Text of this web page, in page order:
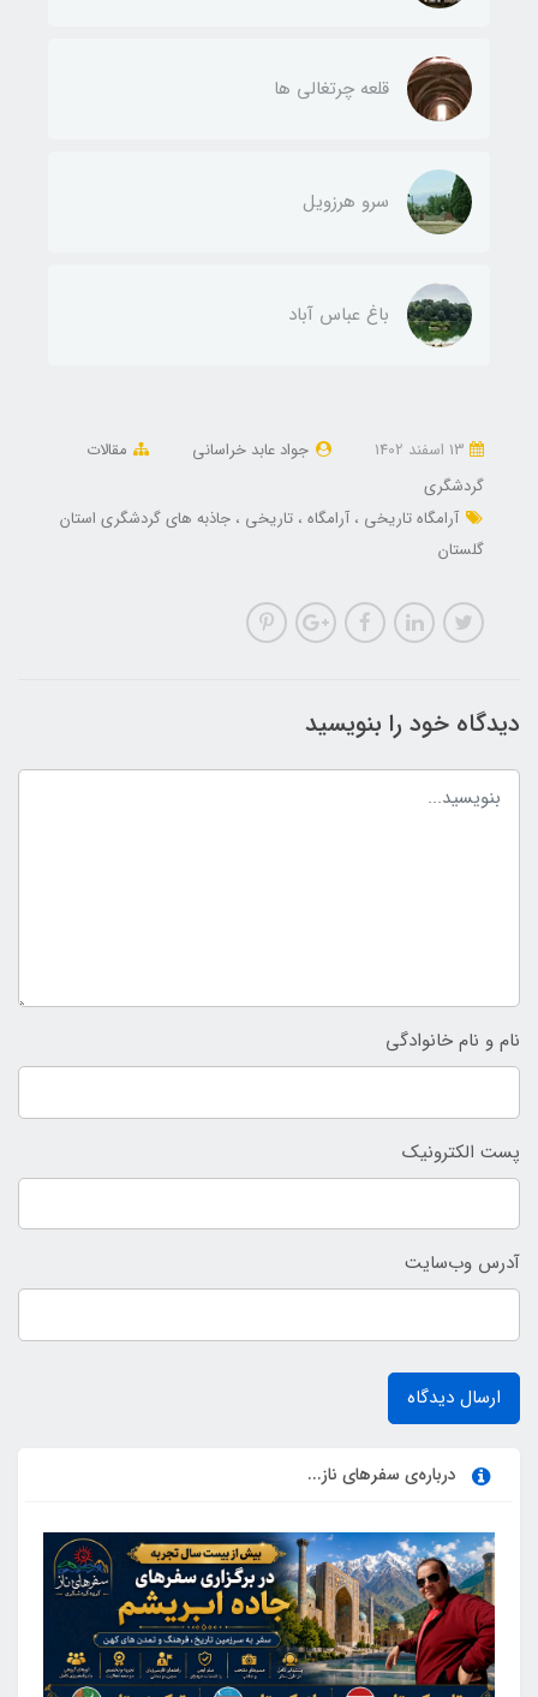
قلعه چرتغالی ها
سرو هرزویل
باغ عباس آباد
جواد عابد خراسانی
مقالات
گردشگری
آرامگاه تاریخی
آرامگاه تاریخی
جاذبه های گردشگری استان
گلستان
دیدگاه خود را بنویسید
نام و نام خانوادگی
پست الکترونیک
آدرس وب‌سایت
ارسال دیدگاه
درباره‌ی سفرهای ناز...